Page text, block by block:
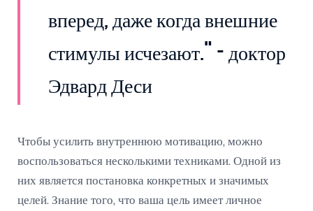
вперед, даже когда внешние
стимулы исчезают." - доктор
Эдвард Деси
Чтобы усилить внутреннюю мотивацию, можно
воспользоваться несколькими техниками. Одной из
них является постановка конкретных и значимых
целей. Знание того, что ваша цель имеет личное